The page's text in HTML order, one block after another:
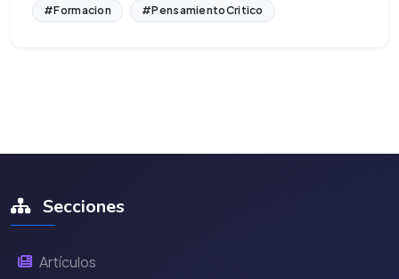
#Formacion #PensamientoCritico
Secciones
Artículos